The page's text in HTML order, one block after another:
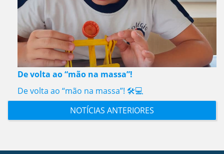
De volta ao “mão na massa”!
De volta ao “mão na massa”! 🛠️💻
NOTÍCIAS ANTERIORES